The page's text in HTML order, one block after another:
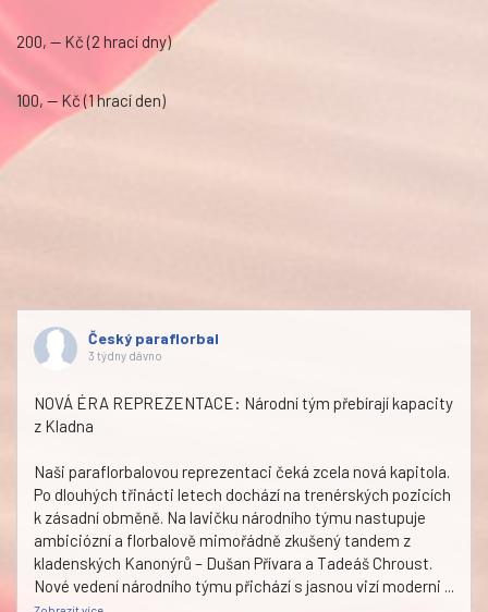
200, — Kč (2 hrací dny)
100, — Kč (1 hrací den)
Český paraflorbal
3 týdny dávno
NOVÁ ÉRA REPREZENTACE: Národní tým přebírají kapacity
z Kladna
Naši paraflorbalovou reprezentaci čeká zcela nová kapitola.
Po dlouhých třinácti letech dochází na trenérských pozicích
k zásadní obměně. Na lavičku národního týmu nastupuje
ambiciózní a florbalově mimořádně zkušený tandem z
kladenských Kanonýrů – Dušan Přívara a Tadeáš Chroust.
Nové vedení národního týmu přichází s jasnou vizí moderni ...